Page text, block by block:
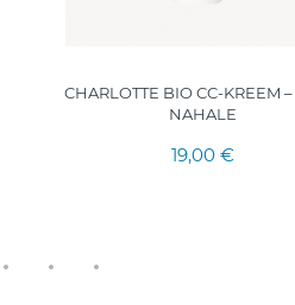
CHARLOTTE BIO CC-KREEM
NAHALE
19,00 €